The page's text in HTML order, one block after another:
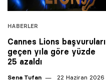
HABERLER
Cannes Lions başvuruları
geçen yıla göre yüzde
25 azaldı
Sena Tufan 22 Haziran 2026